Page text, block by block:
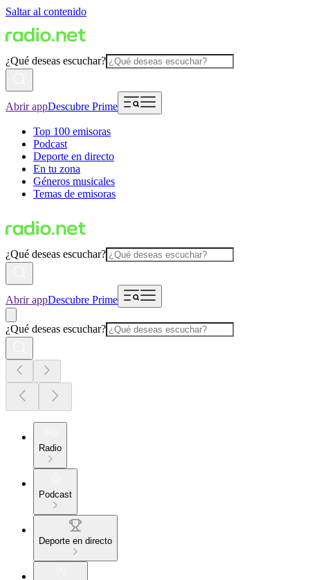
Saltar al contenido
¿Qué deseas escuchar?
Abrir appDescubre Prime
Top 100 emisoras
Podcast
Deporte en directo
En tu zona
Géneros musicales
Temas de emisoras
¿Qué deseas escuchar?
Abrir appDescubre Prime
¿Qué deseas escuchar?
Radio
Podcast
Deporte en directo